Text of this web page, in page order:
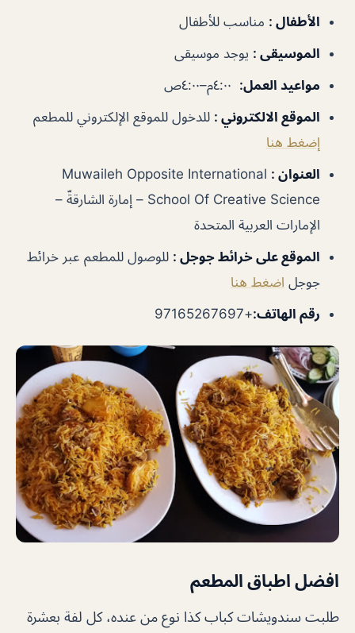
الأطفال : مناسب للأطفال
الموسيقى : يوجد موسيقى
مواعيد العمل:
الموقع الالكتروني : للدخول للموقع الإلكتروني للمطعم
إضغط هنا
العنوان :
Muwaileh Opposite International
School Of Creative Science – إمارة الشارقةّ –
الإمارات العربية المتحدة
الموقع على خرائط جوجل : للوصول للمطعم عبر خرائط
جوجل اضغط هنا
رقم الهاتف:
+97165267697
افضل اطباق المطعم
طلبت سندويشات كباب كذا نوع من عنده، كل لفة بعشرة